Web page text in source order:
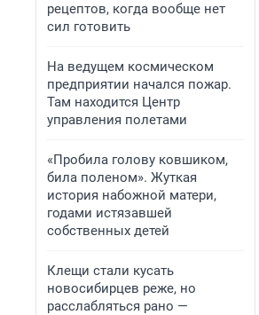
рецептов, когда вообще нет
сил готовить
На ведущем космическом
предприятии начался пожар.
Там находится Центр
управления полетами
«Пробила голову ковшиком,
била поленом». Жуткая
история набожной матери,
годами истязавшей
собственных детей
Клещи стали кусать
новосибирцев реже, но
расслабляться рано —